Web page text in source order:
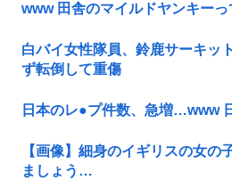
www 田舎のマイルドヤンキー
白バイ女性隊員、鈴鹿サーキッ
ず転倒して重傷
日本のレ●プ件数、急増…www
【画像】細身のイギリスの女の
ましょう…